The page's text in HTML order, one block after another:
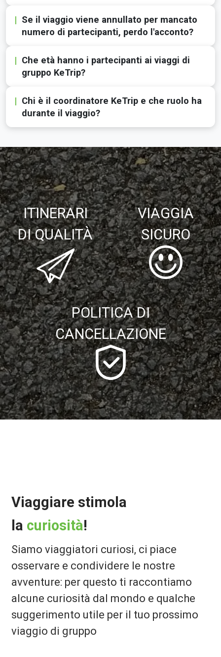
Se il viaggio viene annullato per mancato
numero di partecipanti, perdo l'acconto?
Che età hanno i partecipanti ai viaggi di
gruppo KeTrip?
Chi è il coordinatore KeTrip e che ruolo ha
durante il viaggio?
ITINERARI
DI QUALITÀ
VIAGGIA
SICURO
POLITICA DI
CANCELLAZIONE
Viaggiare stimola
la curiosità!
Siamo viaggiatori curiosi, ci piace
osservare e condividere le nostre
avventure: per questo ti raccontiamo
alcune curiosità dal mondo e qualche
suggerimento utile per il tuo prossimo
viaggio di gruppo